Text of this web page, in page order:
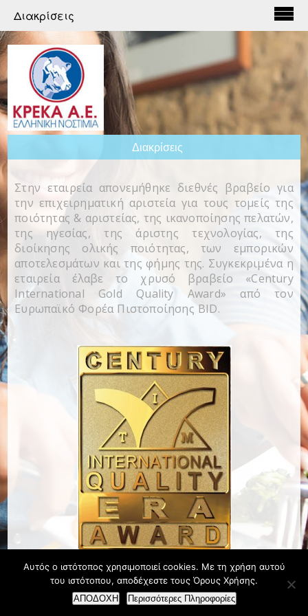
Διακρίσεις
Διακρίσεις
Στην εταιρεία απονεμήθηκε διεθνές βραβείο για
την επιχειρηματική αριστεία για τους τομείς της
ποιότητας & αριστείας, της ικανοποίησης πελατών,
της ηγεσίας, της άριστης τεχνολογίας, της
διοίκησης ολικής ποιότητας, των εμπορικών
αποτελεσμάτων και της φήμης της. Συγκεκριμένα η
εταιρεία έλαβε το χρυσό βραβείο «Century
International Gold Quality Award» από τον
Ευρωπαϊκό Φορέα Πιστοποίησης BID.
Αυτός ο ιστότοπος χρησιμοποιεί cookies. Με τη χρήση αυτού
του ιστότοπου, αποδέχεστε τους Όρους Χρήσης.
ΑΠΟΔΟΧΗ Περισσότερες Πληροφορίες